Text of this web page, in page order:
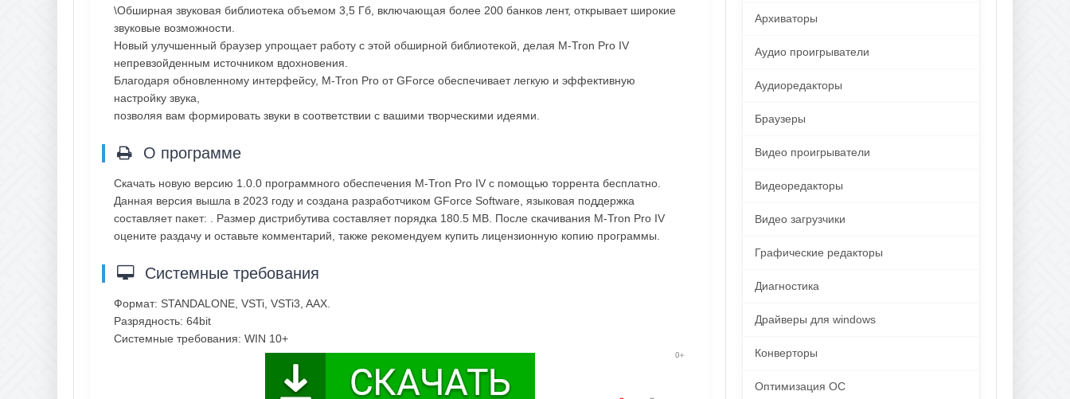
\Обширная звуковая библиотека объемом 3,5 Гб, включающая более 200 банков лент, открывает широкие
звуковые возможности.
Новый улучшенный браузер упрощает работу с этой обширной библиотекой, делая M-Tron Pro IV
непревзойденным источником вдохновения.
Благодаря обновленному интерфейсу, M-Tron Pro от GForce обеспечивает легкую и эффективную
настройку звука,
позволяя вам формировать звуки в соответствии с вашими творческими идеями.
О программе
Скачать новую версию 1.0.0 программного обеспечения M-Tron Pro IV с помощью торрента бесплатно.
Данная версия вышла в 2023 году и создана разработчиком GForce Software, языковая поддержка
составляет пакет: . Размер дистрибутива составляет порядка 180.5 MB. После скачивания M-Tron Pro IV
оцените раздачу и оставьте комментарий, также рекомендуем купить лицензионную копию программы.
Системные требования
Формат: STANDALONE, VSTi, VSTi3, AAX.
Разрядность: 64bit
Системные требования: WIN 10+
Архиваторы
Аудио проигрыватели
Аудиоредакторы
Браузеры
Видео проигрыватели
Видеоредакторы
Видео загрузчики
Графические редакторы
Диагностика
Драйверы для windows
Конверторы
Оптимизация ОС